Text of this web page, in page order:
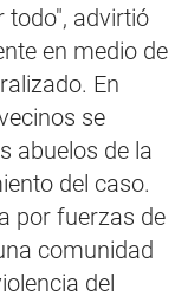
todo", advirtió
en medio de
En
se
abuelos de la
del caso.
por fuerzas de
comunidad
del